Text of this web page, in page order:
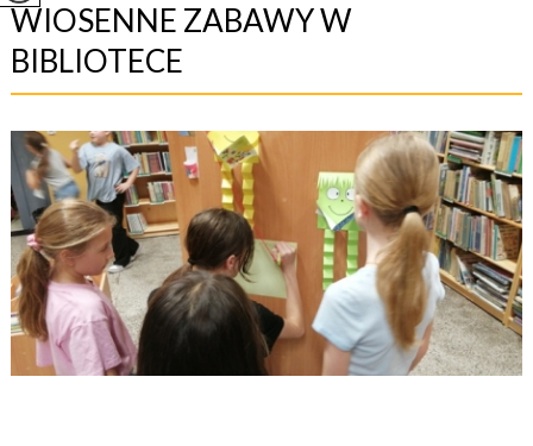
WIOSENNE ZABAWY W
BIBLIOTECE